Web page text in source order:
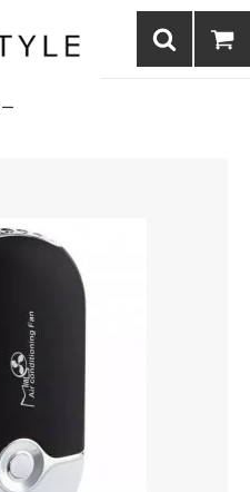
ーマ・ボディジュエリーなどまつ
beauty shop